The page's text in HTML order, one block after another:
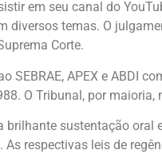
em seu canal do
temas. O
Corte.
APEX e ABDI
O Tribunal, por
sustentação
respectivas leis de